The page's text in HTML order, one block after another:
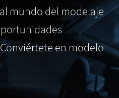
mundo del modelaje
en modelo